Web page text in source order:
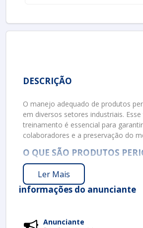
DESCRIÇÃO
O manejo adequado de produtos
em diversos setores industriais.
treinamento é essencial para
colaboradores e a preservação do
O QUE SÃO PRODUTOS
Produtos perigosos são substâncias
características químicas e físicas,
riscos à saúde humana e ao meio
fundamental para minimizar esses
Ler Mais
informações do anunciante
Anunciante